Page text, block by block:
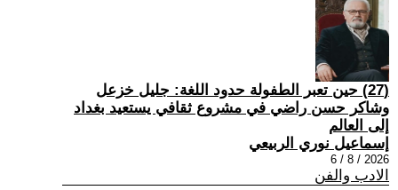
(27) حين تعبر الطفولة حدود اللغة: جليل خزعل
وشاكر حسن راضي في مشروع ثقافي يستعيد بغداد
إلى العالم
إسماعيل نوري الربيعي
2026 / 8 / 6
الادب والفن